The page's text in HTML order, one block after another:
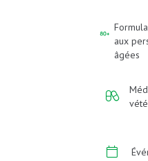
aux
âgées